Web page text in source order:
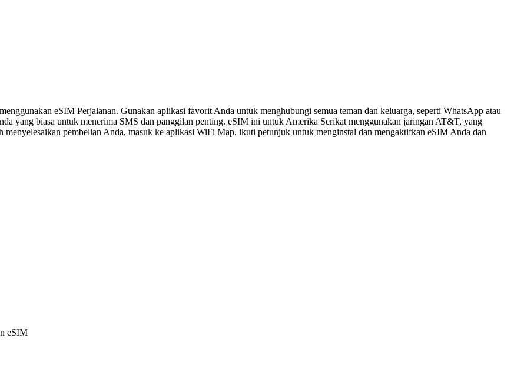
eSIM Perjalanan. Gunakan aplikasi favorit Anda untuk menghubungi semua teman dan keluarga, seperti WhatsApp atau
yang biasa untuk menerima SMS dan panggilan penting. eSIM ini untuk Amerika Serikat menggunakan jaringan AT&T, yang
menyelesaikan pembelian Anda, masuk ke aplikasi WiFi Map, ikuti petunjuk untuk menginstal dan mengaktifkan eSIM Anda dan
eSIM